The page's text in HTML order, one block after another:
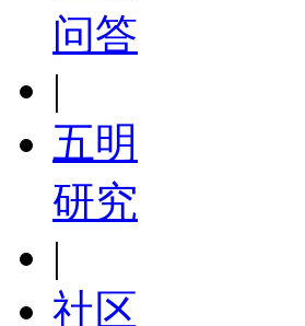
问答
|
五明
研究
|
社区